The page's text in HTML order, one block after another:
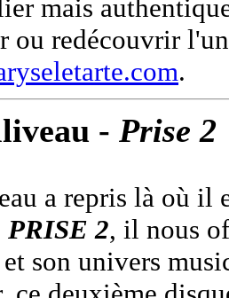
mais
ou redécouvrir
.
- Prise 2
a repris là où il
PRISE 2, il nous
son univers